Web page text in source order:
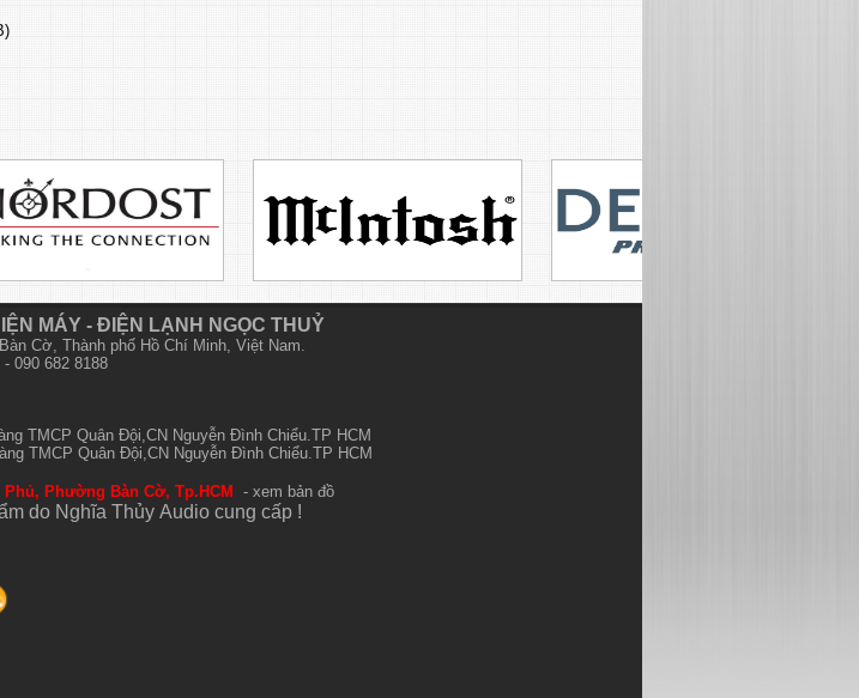
MÁY - ĐIỆN LẠNH NGỌC THUỶ
Cờ, Thành phố Hồ Chí Minh, Việt Nam.
090 682 8188
TMCP Quân Đội,CN Nguyễn Đình Chiểu.TP HCM
TMCP Quân Đội,CN Nguyễn Đình Chiểu.TP HCM
Phường Bàn Cờ, Tp.HCM - xem bản đồ
do Nghĩa Thủy Audio cung cấp !